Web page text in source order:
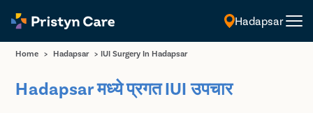
Hadapsar
Home > Hadapsar > IUI Surgery In Hadapsar
Hadapsar मध्ये प्रगत IUI उपचार